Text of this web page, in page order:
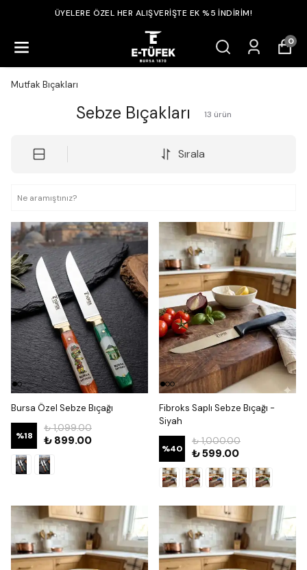
ÜYELERE ÖZEL HER ALIŞVERİŞTE EK %5 İNDİRİM!
0
Mutfak Bıçakları
Sebze Bıçakları 13 ürün
Sırala
Bursa Özel Sebze Bıçağı
%18
₺ 1,099.00
₺ 899.00
Fibroks Saplı Sebze Bıçağı -
Siyah
%40
₺ 1,000.00
₺ 599.00